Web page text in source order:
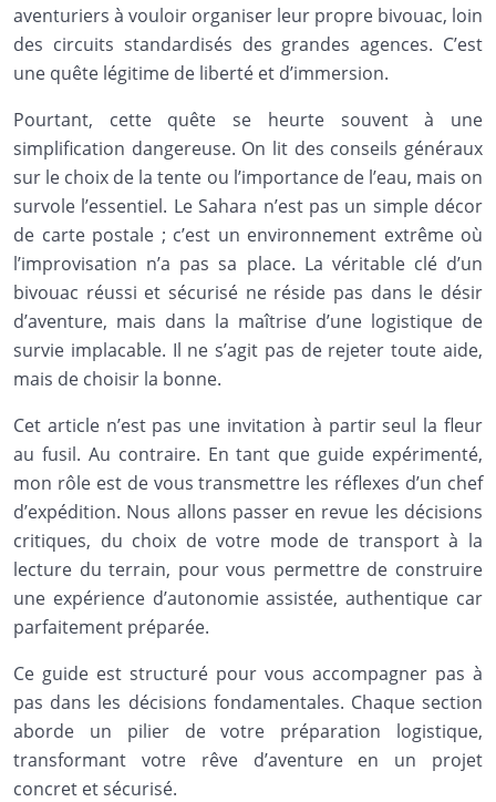
aventuriers à vouloir organiser leur propre bivouac, loin
des circuits standardisés des grandes agences. C’est
une quête légitime de liberté et d’immersion.
Pourtant, cette quête se heurte souvent à une
simplification dangereuse. On lit des conseils généraux
sur le choix de la tente ou l’importance de l’eau, mais on
survole l’essentiel. Le Sahara n’est pas un simple décor
de carte postale ; c’est un environnement extrême où
l’improvisation n’a pas sa place. La véritable clé d’un
bivouac réussi et sécurisé ne réside pas dans le désir
d’aventure, mais dans la maîtrise d’une logistique de
survie implacable. Il ne s’agit pas de rejeter toute aide,
mais de choisir la bonne.
Cet article n’est pas une invitation à partir seul la fleur
au fusil. Au contraire. En tant que guide expérimenté,
mon rôle est de vous transmettre les réflexes d’un chef
d’expédition. Nous allons passer en revue les décisions
critiques, du choix de votre mode de transport à la
lecture du terrain, pour vous permettre de construire
une expérience d’autonomie assistée, authentique car
parfaitement préparée.
Ce guide est structuré pour vous accompagner pas à
pas dans les décisions fondamentales. Chaque section
aborde un pilier de votre préparation logistique,
transformant votre rêve d’aventure en un projet
concret et sécurisé.